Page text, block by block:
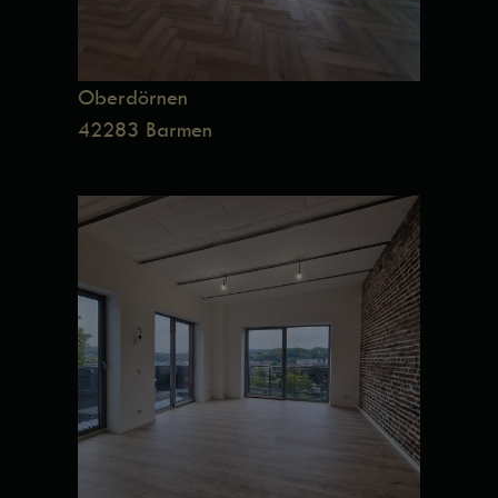
Oberdörnen
42283 Barmen